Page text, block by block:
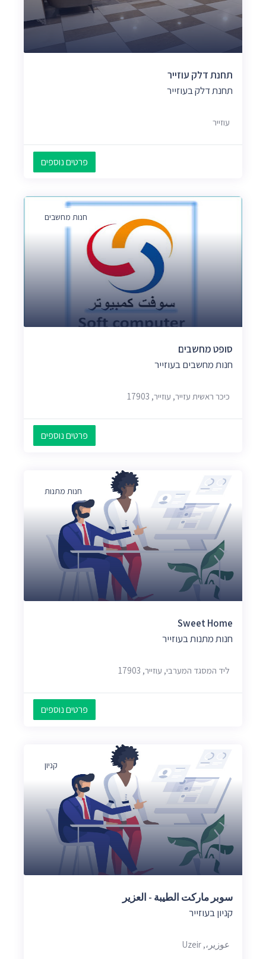
תחנת דלק עוזייר
תחנת דלק בעוזייר
עוזייר
פרטים נוספים
חנות מחשבים
סופט מחשבים
חנות מחשבים בעוזייר
כיכר ראשית עזייר, עוזייר, 17903
פרטים נוספים
חנות מתנות
Sweet Home
חנות מתנות בעוזייר
ליד המסגד המערבי, עוזייר, 17903
פרטים נוספים
קניון
سوبر ماركت الطيبة - العزير
קניון בעוזייר
عوزير،, Uzeir